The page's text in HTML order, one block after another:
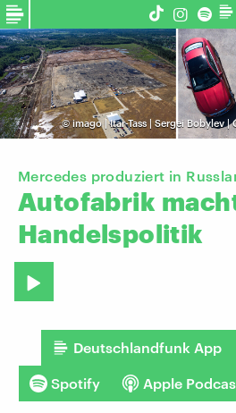
©imago | Itar-Tass | Sergei Bobylev
Mercedes produziert in
Autofabrik
Handelspolitik
Deutschlandfunk App
Spotify Apple